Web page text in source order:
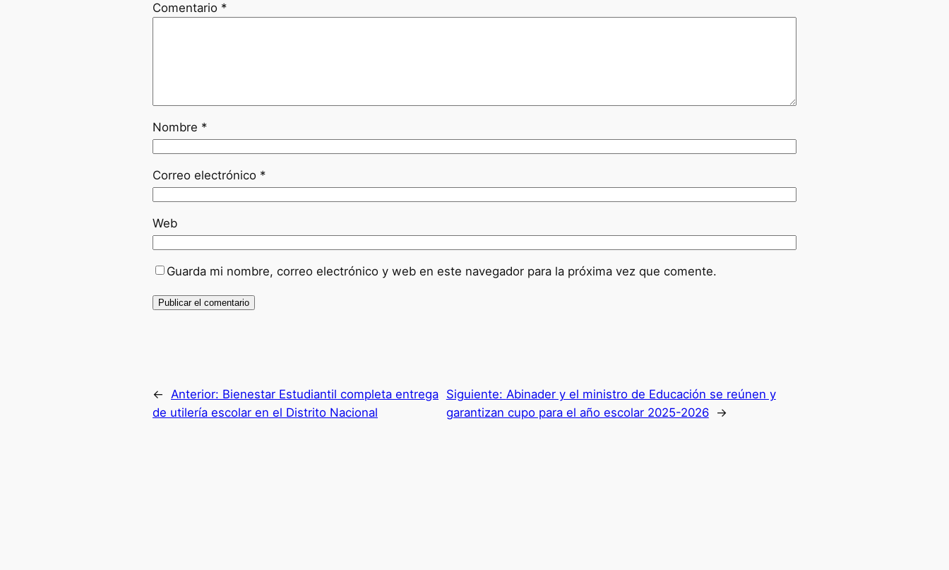
Comentario *
Nombre *
Correo electrónico *
Web
Guarda mi nombre, correo electrónico y web en este navegador para la próxima vez que comente.
← Anterior: Bienestar Estudiantil completa entrega
de utilería escolar en el Distrito Nacional
Siguiente: Abinader y el ministro de Educación se reúnen y
garantizan cupo para el año escolar 2025-2026
→